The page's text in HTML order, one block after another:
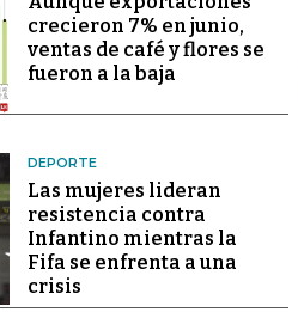
crecieron 7% en junio,
ventas de café y flores se
fueron a la baja
DEPORTE
Las mujeres lideran
resistencia contra
Infantino mientras la
Fifa se enfrenta a una
crisis